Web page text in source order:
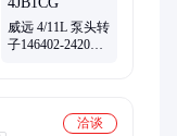
威远 4/11L 泵头转
子146402-2420柴
洽谈